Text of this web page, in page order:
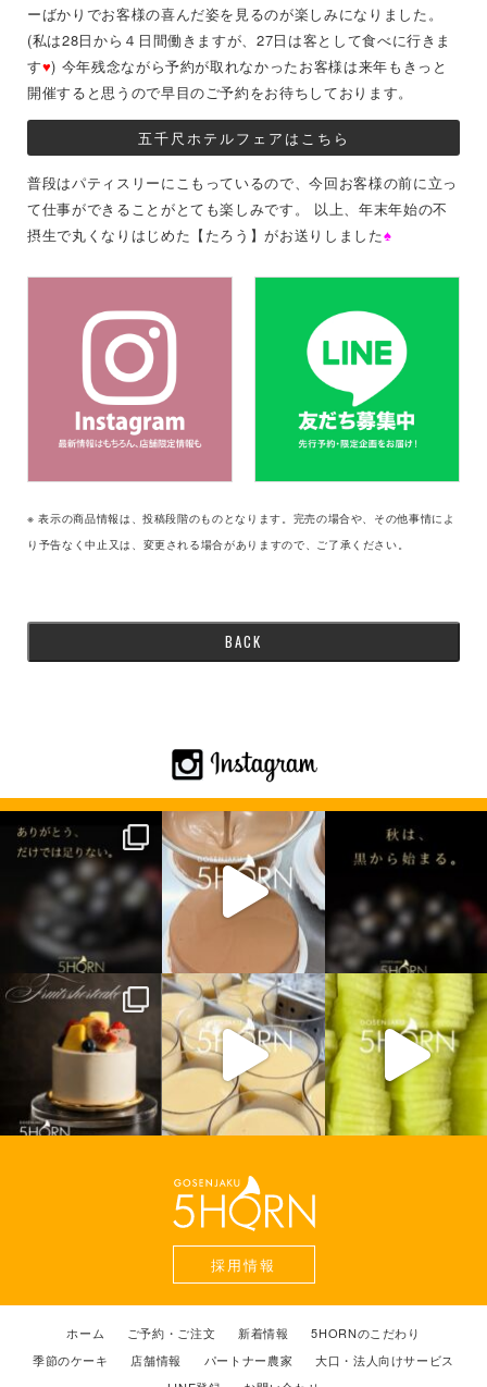
ーばかりでお客様の喜んだ姿を見るのが楽しみになりました。
(私は28日から４日間働きますが、27日は客として食べに行きま
す♥) 今年残念ながら予約が取れなかったお客様は来年もきっと
開催すると思うので早目のご予約をお待ちしております。
五千尺ホテルフェアはこちら
普段はパティスリーにこもっているので、今回お客様の前に立っ
て仕事ができることがとても楽しみです。 以上、年末年始の不
摂生で丸くなりはじめた【たろう】がお送りしました♠
※ 表示の商品情報は、投稿段階のものとなります。完売の場合や、その他事情によ
り予告なく中止又は、変更される場合がありますので、ご了承ください。
BACK
採用情報
ホーム ご予約・ご注文 新着情報
5HORNのこだわり
季節のケーキ
店舗情報 パートナー農家
大口・法人向けサービス